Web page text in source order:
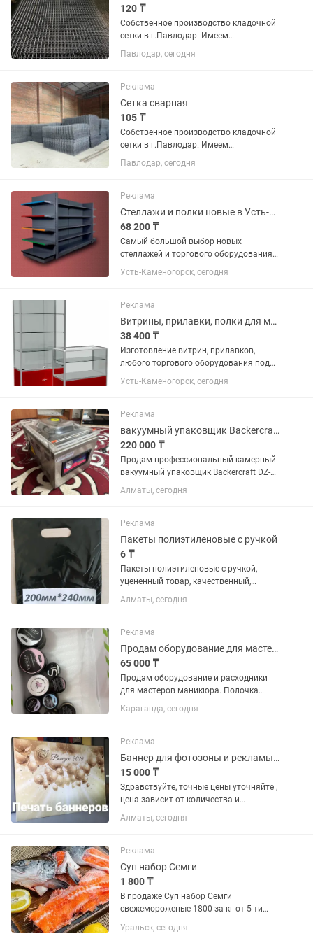
120 ₸
Собственное производство кладочной
сетки в г.Павлодар. Имеем
возможность изготовить сетку
арматурную - кладочную ,
d4, d5, d6, d6.5, d8, d10 по вашим
эскизам и...
Павлодар, сегодня
Реклама
Сетка сварная
105 ₸
Собственное производство кладочной
сетки в г.Павлодар. Имеем
возможность изготовить сетку
арматурную - кладочную ,
d4, d5, d6, d6.5, d8, d10 по вашим
эскизам и...
Павлодар, сегодня
Реклама
Стеллажи и полки новые в Усть-Каменогорске. Разные размеры. Наличие.
68 200 ₸
Самый большой выбор новых
стеллажей и торгового оборудования в
Усть-Каменогорске. Все берут здесь!
Помощь дизайнера. Конструкции не
Усть-Каменогорск, сегодня
Реклама
Витрины, прилавки, полки для магазинов
38 400 ₸
Изготовление витрин, прилавков,
любого торгового оборудования под
Ваши размеры. Помощь дизайнера.
Конструкции не требуют крепления к
выбор торгового оборудования в...
Усть-Каменогорск, сегодня
Реклама
вакуумный упаковщик Backercraft DZ-260/F
220 000 ₸
Продам профессиональный камерный
вакуумный упаковщик Backercraft DZ-
260/F ✅ Состояние: новый ✅ Год
выпуска: 2023 ✅ Модель: DZ-260/F ✅
0,18 кВт ✅ Вес: 28...
Алматы, сегодня
Реклама
Пакеты полиэтиленовые с ручкой
6 ₸
Пакеты полиэтиленовые с ручкой,
уцененный товар, качественный,
размеры разные. От 6 тенге за штуку.
Гибкие условия оплаты. Ждём
Алматы, сегодня
Реклама
Продам оборудование для мастеров маникюра
65 000 ₸
Продам оборудование и расходники
для мастеров маникюра. Полочка
подвесная для лаков- 5.000. Гель-лаки-
20.000. Гели моделирующие- 10.000.
ногтей-5000. Гелевые типсы для...
Караганда, сегодня
Реклама
Баннер для фотозоны и рекламы 2х3 метра (виниловое полотно)
15 000 ₸
Здравствуйте, точные цены уточняйте ,
цена зависит от количества и
размеров!баннерное полотно (плотный
винил) размером 2х3 м для
пресс-стен или наружной рекламы.В...
Алматы, сегодня
Реклама
Суп набор Семги
1 800 ₸
В продаже Суп набор Семги
свежемороженые 1800 за кг от 5 ти
Уральск, сегодня